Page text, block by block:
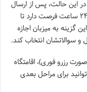
در این حالت، پس از ارسال
درخواست رزرو توسط شما، میزبان تا ۲۴ ساعت فرصت دارد تا
گزینه به میزبان اجازه
و سوالاتشان انتخاب کند.
رزرو فوری)، اقامتگاه
برای مراحل بعدی